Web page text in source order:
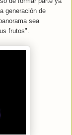
generación de
sea
frutos".